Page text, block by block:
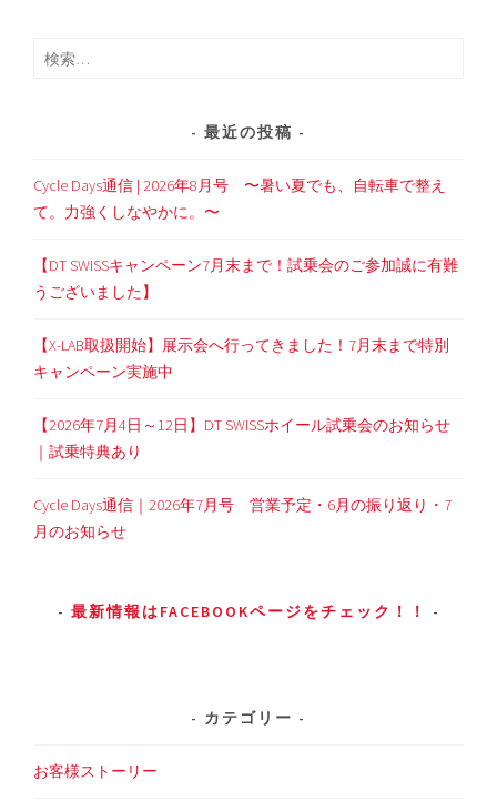
検
最近の投稿
Cycle Days通信 | 2026年8月号 〜暑い夏でも、自転車で整え
て。力強くしなやかに。〜
【DT SWISSキャンペーン7月末まで！試乗会のご参加誠に有難
うございました】
【X-LAB取扱開始】展示会へ行ってきました！7月末まで特別
キャンペーン実施中
【2026年7月4日～12日】DT SWISSホイール試乗会のお知らせ
｜試乗特典あり
Cycle Days通信｜2026年7月号 営業予定・6月の振り返り・7
月のお知らせ
最新情報はFACEBOOKページをチェック！！
カテゴリー
お客様ストーリー